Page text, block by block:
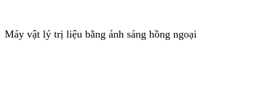
Máy vật lý trị liệu bằng ánh sáng hồng ngoại